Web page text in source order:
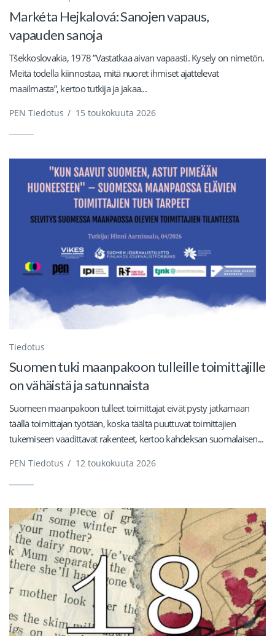
Markéta Hejkalová: Sanojen vapaus,
vapauden sanoja
Tšekkoslovakia, 1978 ”Vastatkaa aivan vapaasti. Kysely on nimetön.
Meitä todella kiinnostaa, mitä nuoret ihmiset ajattelevat
maailmasta”, kertoo tutkija ja jakaa...
PEN Tiedotus / 15 toukokuuta 2026
Tiedotus
Suomen tuki maanpakoon tulleille toimittajille
on vähäistä ja satunnaista
Suomeen maanpakoon tulleet toimittajat eivät pysty jatkamaan
täällä toimittajan työtään, koska täältä puuttuvat toimittajien
tukemiseen vaadittavat rakenteet, kertoo kahdeksan suomalaisen...
PEN Tiedotus / 12 toukokuuta 2026